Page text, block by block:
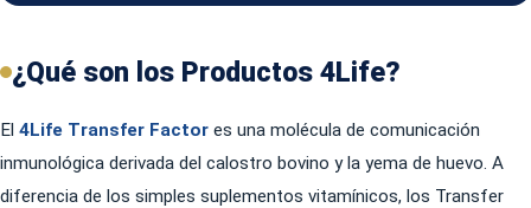
¿Qué son los Productos 4Life?
El 4Life Transfer Factor es una molécula de comunicación
inmunológica derivada del calostro bovino y la yema de huevo. A
diferencia de los simples suplementos vitamínicos, los Transfer